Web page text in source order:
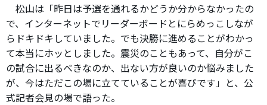
松山は「昨日は予選を通れるかどうか分からなかったの
で、インターネットでリーダーボードとにらめっこしなが
らドキドキしていました。でも決勝に進めることがわかっ
て本当にホッとしました。震災のこともあって、自分がこ
の試合に出るべきなのか、出ない方が良いのか悩みました
が、今はただこの場に立てていることが喜びです」と、公
式記者会見の場で語った。